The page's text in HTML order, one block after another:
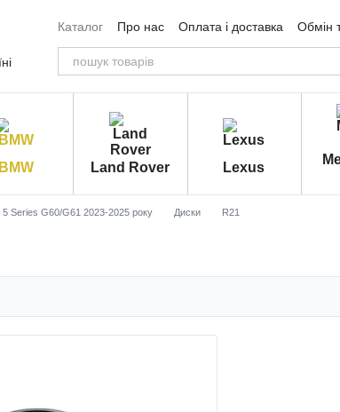
Каталог
Про нас Оплата і доставка Обмін
Угода користувача
Відгуки про магазин
BMW Land Rover Lexus
5 Series G60/G61 2023-2025 року Диски R21